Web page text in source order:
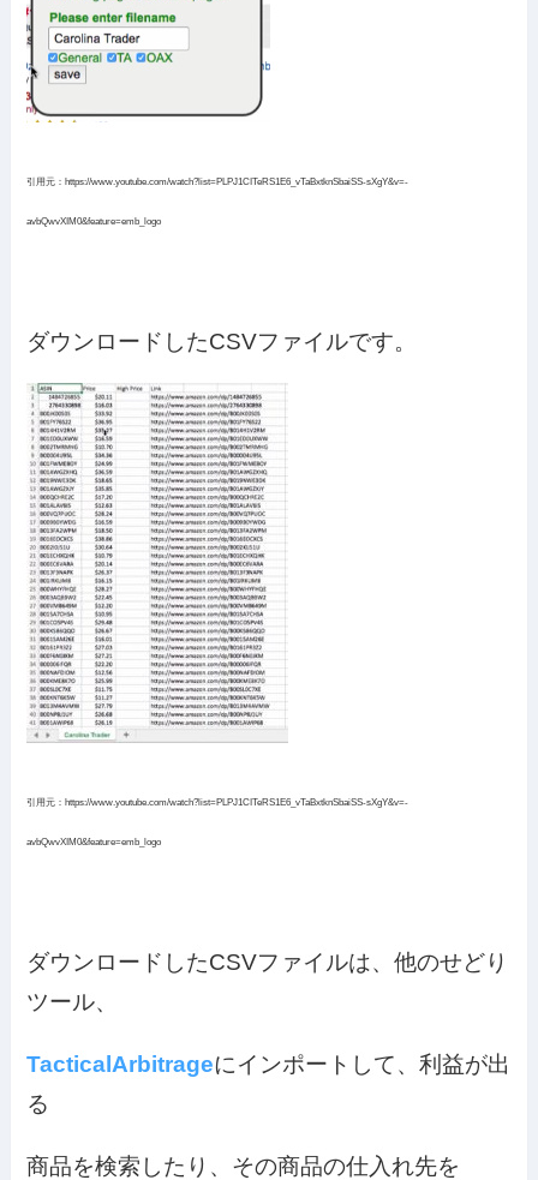
引用元：https://www.youtube.com/watch?list=PLPJ1CITeRS1E6_vTaBxtknSbaiSS-sXgY&v=-
avbQwvXIM0&feature=emb_logo
ダウンロードしたCSVファイルです。
引用元：https://www.youtube.com/watch?list=PLPJ1CITeRS1E6_vTaBxtknSbaiSS-sXgY&v=-
avbQwvXIM0&feature=emb_logo
ダウンロードしたCSVファイルは、他のせどり
ツール、
TacticalArbitrageにインポートして、利益が出
る
商品を検索したり、その商品の仕入れ先を